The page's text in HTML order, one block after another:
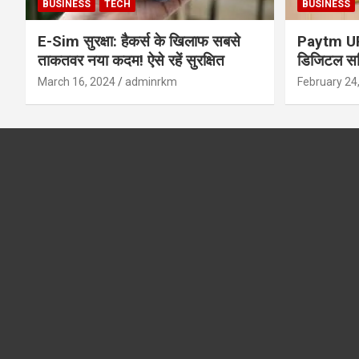
BUSINESS TECH
E-Sim सुरक्षा: हैकर्स के खिलाफ सबसे
ताकतवर नया कदम! ऐसे रहें सुरक्षित
March 16, 2024 adminrkm
BUSINESS
Paytm
डिजिटल
सुरक्षा और
February